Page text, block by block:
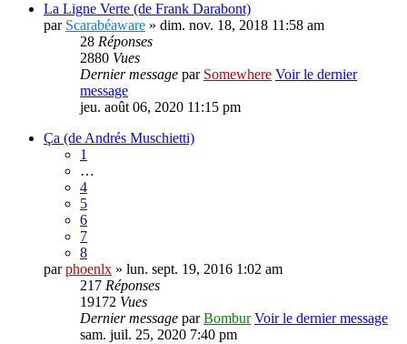
La Ligne Verte (de Frank Darabont)
par Scarabéaware » dim. nov. 18, 2018 11:58 am
28 Réponses
2880 Vues
Dernier message par Somewhere Voir le dernier
message
jeu. août 06, 2020 11:15 pm
Ça (de Andrés Muschietti)
1
…
4
5
6
7
8
parphoenlx » lun. sept. 19, 2016 1:02 am
217 Réponses
19172 Vues
Dernier message parBombur Voir le dernier message
sam. juil. 25, 2020 7:40 pm